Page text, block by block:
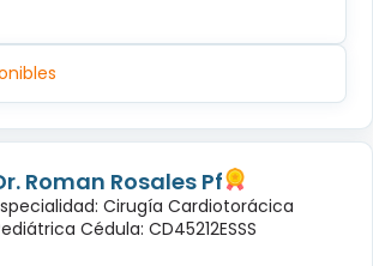
Roman Rosales Pf
Cirugía Cardiotorácica
Cédula: CD45212ESSS